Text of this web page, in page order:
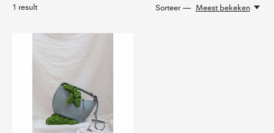
1 result Sorteer — Meest bekeken